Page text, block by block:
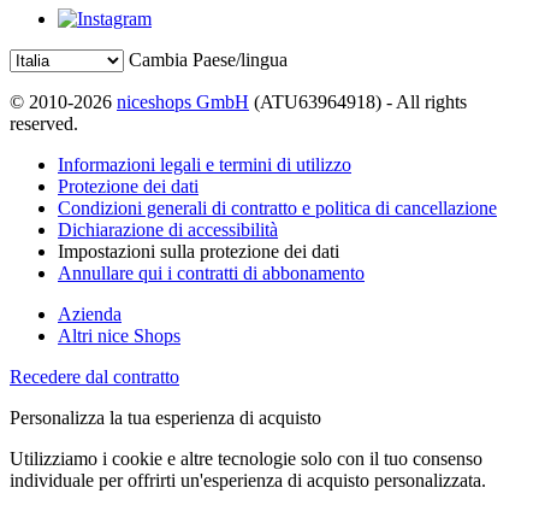
Cambia Paese/lingua
© 2010-2026 niceshops GmbH (ATU63964918) - All rights
reserved.
Informazioni legali e termini di utilizzo
Protezione dei dati
Condizioni generali di contratto e politica di cancellazione
Dichiarazione di accessibilità
Impostazioni sulla protezione dei dati
Annullare qui i contratti di abbonamento
Azienda
Altri nice Shops
Recedere dal contratto
Personalizza la tua esperienza di acquisto
Utilizziamo i cookie e altre tecnologie solo con il tuo consenso
individuale per offrirti un'esperienza di acquisto personalizzata.